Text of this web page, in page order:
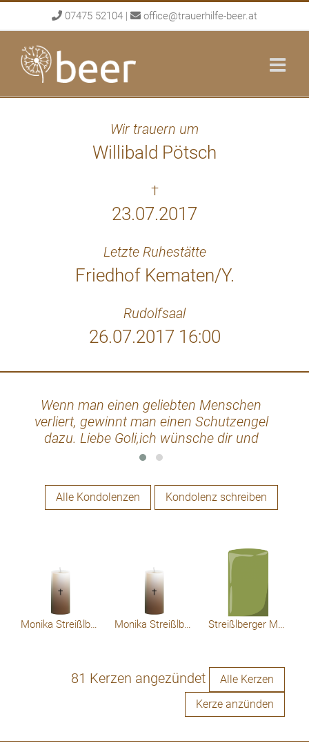
to
content
07475 52104 | office@trauerhilfe-beer.at
Wir trauern um
Willibald Pötsch
†
23.07.2017
Letzte Ruhestätte
Friedhof Kematen/Y.
Rudolfsaal
26.07.2017 16:00
Wenn man einen geliebten Menschen
verliert, gewinnt man einen Schutzengel
dazu. Liebe Goli,ich wünsche dir und
deiner Familie viel Kraft in dieser schweren
bekommen habe. Meine aufrichtige
Anteilnahme Patenkind
Alle Kondolenzen Kondolenz schreiben
Monika Streißlberger Monika Streißlberger Streißlberger Monika
81 Kerzen angezündet
Alle Kerzen
Kerze anzünden